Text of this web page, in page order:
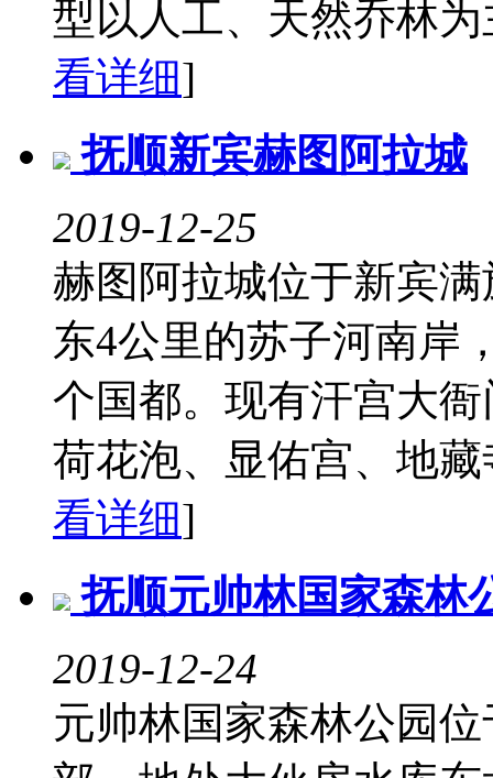
型以人工、天然乔林
看详细]
抚顺新宾赫图阿拉城
2019-12-25
赫图阿拉城位于新宾
东4公里的苏子河南岸
个国都。现有汗宫大
荷花泡、显佑宫、地
看详细]
抚顺元帅林国家森林
2019-12-24
元帅林国家森林公园